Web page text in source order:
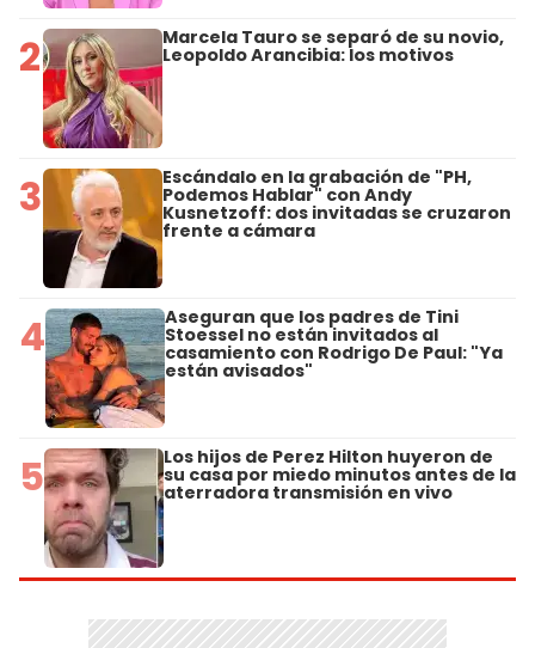
2 Marcela Tauro se separó de su novio,
Leopoldo Arancibia: los motivos
3 Escándalo en la grabación de "PH,
Podemos Hablar" con Andy
Kusnetzoff: dos invitadas se cruzaron
frente a cámara
4 Aseguran que los padres de Tini
Stoessel no están invitados al
casamiento con Rodrigo De Paul: "Ya
están avisados"
5 Los hijos de Perez Hilton huyeron de
su casa por miedo minutos antes de la
aterradora transmisión en vivo